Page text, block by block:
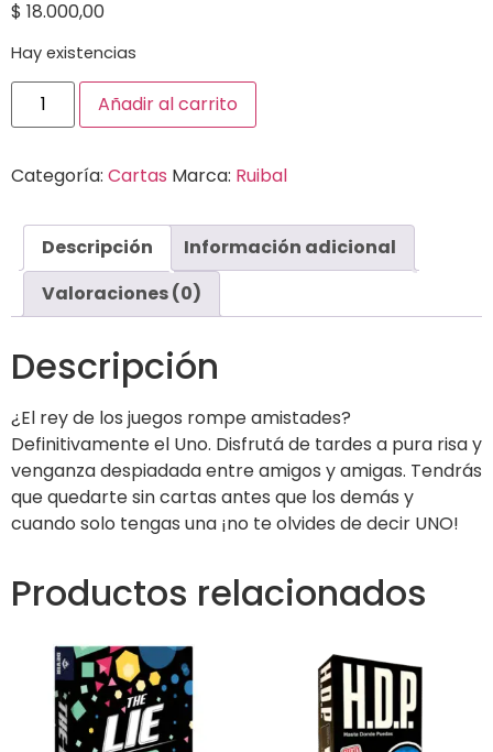
$ 18.000,00
Hay existencias
Añadir al carrito
Categoría: Cartas Marca: Ruibal
Descripción
Información adicional
Valoraciones (0)
Descripción
¿El rey de los juegos rompe amistades?
Definitivamente el Uno. Disfrutá de tardes a pura risa y
venganza despiadada entre amigos y amigas. Tendrás
que quedarte sin cartas antes que los demás y
cuando solo tengas una ¡no te olvides de decir UNO!
Productos relacionados